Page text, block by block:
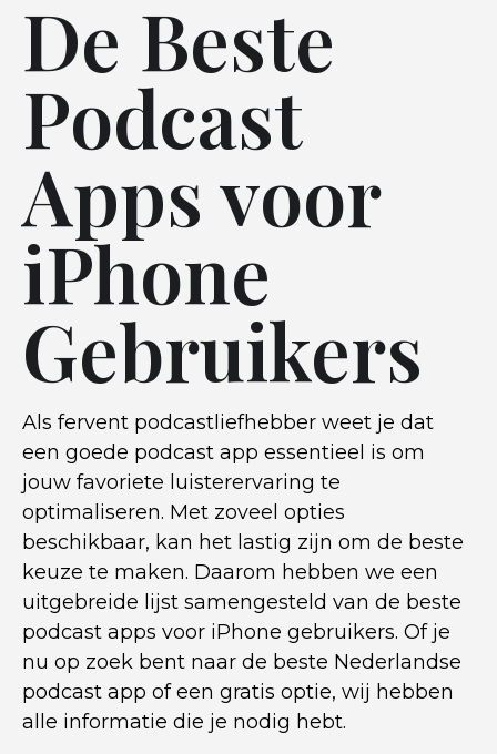
De Beste
Podcast
Apps voor
iPhone
Gebruikers
Als fervent podcastliefhebber weet je dat
een goede podcast app essentieel is om
jouw favoriete luisterervaring te
optimaliseren. Met zoveel opties
beschikbaar, kan het lastig zijn om de beste
keuze te maken. Daarom hebben we een
uitgebreide lijst samengesteld van de beste
podcast apps voor iPhone gebruikers. Of je
nu op zoek bent naar de beste Nederlandse
podcast app of een gratis optie, wij hebben
alle informatie die je nodig hebt.